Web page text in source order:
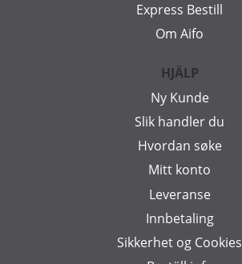
Express Bestill
Om Aifo
HJÄLP
Ny Kunde
Slik handler du
Hvordan søke
Mitt konto
Leveranse
Innbetaling
Sikkerhet og Cookies